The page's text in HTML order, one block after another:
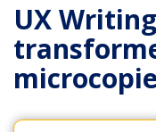
UX
microcopie